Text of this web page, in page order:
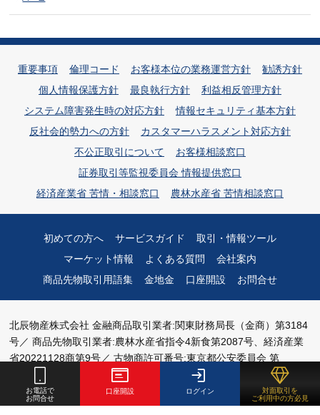
重要事項 倫理コード お客様本位の業務運営方針
勧誘方針
個人情報保護方針
最良執行方針
利益相反管理方針
システム障害発生時の対応方針
情報セキュリティ基本方針
反社会的勢力への方針
カスタマーハラスメント対応方針
不公正取引について
お客様相談窓口
証券取引等監視委員会 情報提供窓口
経済産業省 苦情・相談窓口
農林水産省 苦情相談窓口
初めての方へ サービスガイド
取引・情報ツール
マーケット情報
よくある質問
会社案内
商品先物取引用語集
金地金 口座開設 お問合せ
北辰物産株式会社 金融商品取引業者:関東財務局長（金商）第3184
号／ 商品先物取引業者:農林水産省指令4新食第2087号、経済産業
省20221128商第9号／ 古物商許可番号:東京都公安委員会 第
加入協会等： 日本商品先物取引協会、一般社団
お電話で
お問合せ
口座開設 ログイン
対面取引を
ご利用中の方必見